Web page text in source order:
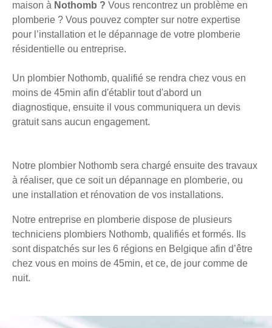
maison à Nothomb ? Vous rencontrez un problème en
plomberie ? Vous pouvez compter sur notre expertise
pour l’installation et le dépannage de votre plomberie
résidentielle ou entreprise.
Un plombier Nothomb, qualifié se rendra chez vous en
moins de 45min afin d'établir tout d'abord un
diagnostique, ensuite il vous communiquera un devis
gratuit sans aucun engagement.
Notre plombier Nothomb sera chargé ensuite des travaux
à réaliser, que ce soit un dépannage en plomberie, ou
une installation et rénovation de vos installations.
Notre entreprise en plomberie dispose de plusieurs
techniciens plombiers Nothomb, qualifiés et formés. Ils
sont dispatchés sur les 6 régions en Belgique afin d’être
chez vous en moins de 45min, et ce, de jour comme de
nuit.